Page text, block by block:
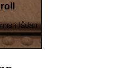
i lådan